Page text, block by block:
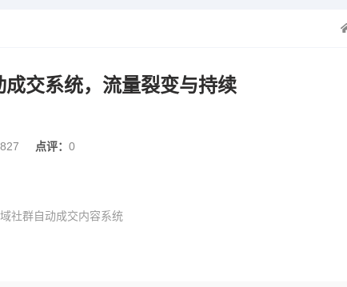
交系统，流量裂变与持续
点评： 0
社群自动成交内容系统